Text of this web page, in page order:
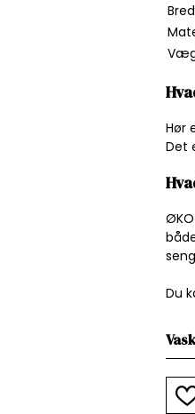
Hør
Det
Du